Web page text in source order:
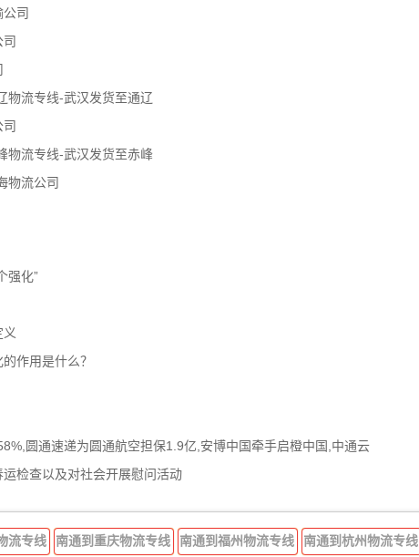
司
物流专线-武汉发货至通辽
物流专线-武汉发货至赤峰
物流公司
强化”
作用是什么？
圆通速递为圆通航空担保1.9亿,安博中国牵手启橙中国,中通云
检查以及对社会开展慰问活动
流专线 南通到重庆物流专线 南通到福州物流专线 南通到杭州物流专线